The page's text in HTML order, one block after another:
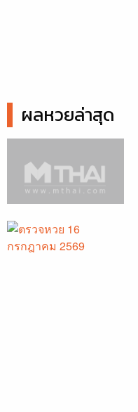
ผลหวยล่าสุด